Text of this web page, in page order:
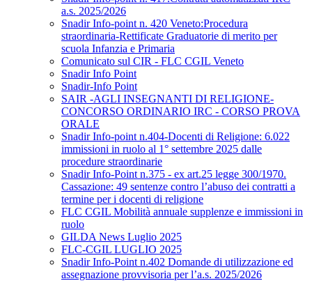
a.s. 2025/2026
Snadir Info-point n. 420 Veneto:Procedura
straordinaria-Rettificate Graduatorie di merito per
scuola Infanzia e Primaria
Comunicato sul CIR - FLC CGIL Veneto
Snadir Info Point
Snadir-Info Point
SAIR -AGLI INSEGNANTI DI RELIGIONE-
CONCORSO ORDINARIO IRC - CORSO PROVA
ORALE
Snadir Info-point n.404-Docenti di Religione: 6.022
immissioni in ruolo al 1° settembre 2025 dalle
procedure straordinarie
Snadir Info-Point n.375 - ex art.25 legge 300/1970.
Cassazione: 49 sentenze contro l’abuso dei contratti a
termine per i docenti di religione
FLC CGIL Mobilità annuale supplenze e immissioni in
ruolo
GILDA News Luglio 2025
FLC-CGIL LUGLIO 2025
Snadir Info-Point n.402 Domande di utilizzazione ed
assegnazione provvisoria per l’a.s. 2025/2026